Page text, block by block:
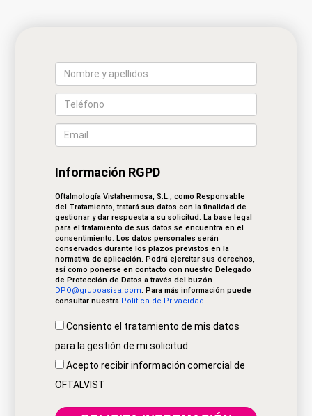
Información RGPD
Oftalmología Vistahermosa, S.L., como Responsable
del Tratamiento, tratará sus datos con la finalidad de
gestionar y dar respuesta a su solicitud. La base legal
para el tratamiento de sus datos se encuentra en el
consentimiento. Los datos personales serán
conservados durante los plazos previstos en la
normativa de aplicación. Podrá ejercitar sus derechos,
así como ponerse en contacto con nuestro Delegado
de Protección de Datos a través del buzón
DPO@grupoasisa.com . Para más información puede
consultar nuestra Política de Privacidad
Consiento el tratamiento de mis datos
para la gestión de mi solicitud
Acepto recibir información comercial de
OFTALVIST